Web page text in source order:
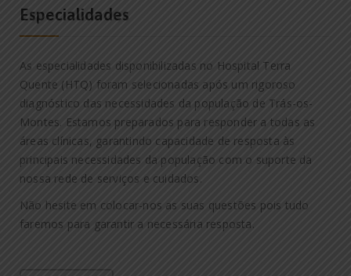
Especialidades
As especialidades disponibilizadas no Hospital Terra
Quente (HTQ) foram selecionadas após um rigoroso
diagnóstico das necessidades da população de Trás-os-
Montes. Estamos preparados para responder a todas as
áreas clínicas, garantindo capacidade de resposta às
principais necessidades da população com o suporte da
nossa rede de serviços e cuidados.
Não hesite em colocar-nos as suas questões pois tudo
faremos para garantir a necessária resposta.